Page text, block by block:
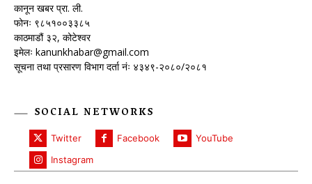
कानून खबर प्रा. ली.
फोनः ९८५१००३३८५
काठमाडौं ३२, कोटेश्वर
इमेलः kanunkhabar@gmail.com
सूचना तथा प्रसारण विभाग दर्ता नंः ४३४९-२०८०/२०८१
SOCIAL NETWORKS
Twitter Facebook
YouTube
Instagram